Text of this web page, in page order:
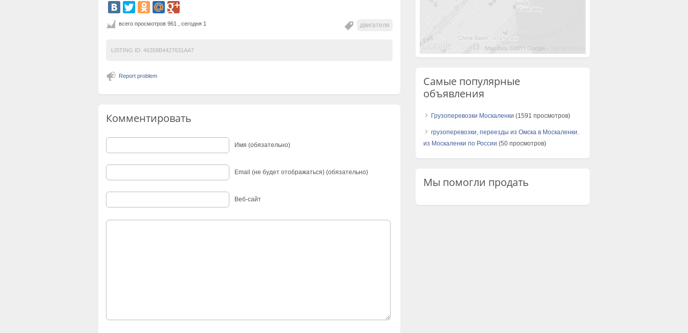
двигателя
всего просмотров 961 , сегодня 1
LISTING ID: 46358B4427631AA7
Report problem
Комментировать
Имя (обязательно)
Email (не будет отображаться) (обязательно)
Веб-сайт
Самые популярные
объявления
Грузоперевозки Москаленки (1591 просмотров)
грузоперевозки, переезды из Омска в Москаленки.
из Москаленки по России (50 просмотров)
Мы помогли продать